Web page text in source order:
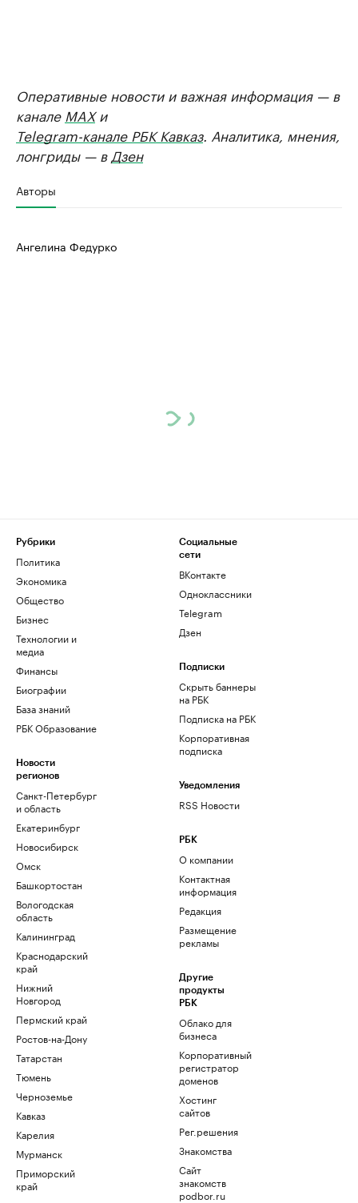
Оперативные новости и важная информация — в
канале MAXи
Telegram-канале РБК Кавказ. Аналитика, мнения,
лонгриды — в Дзен
Авторы
Ангелина Федурко
Рубрики
Политика
Экономика
Общество
Бизнес
Технологии и
медиа
Финансы
Биографии
База знаний
РБК Образование
Новости
регионов
Санкт-Петербург
и область
Екатеринбург
Новосибирск
Омск
Башкортостан
Вологодская
область
Калининград
Краснодарский
край
Нижний
Новгород
Пермский край
Ростов-на-Дону
Татарстан
Тюмень
Черноземье
Кавказ
Карелия
Мурманск
Приморский
край
Социальные
сети
ВКонтакте
Одноклассники
Telegram
Дзен
Подписки
Скрыть баннеры
на РБК
Подписка на РБК
Корпоративная
подписка
Уведомления
RSS Новости
РБК
О компании
Контактная
информация
Редакция
Размещение
рекламы
Другие
продукты
РБК
Облако для
бизнеса
Корпоративный
регистратор
доменов
Хостинг
сайтов
Рег.решения
Знакомства
Сайт
знакомств
podbor.ru